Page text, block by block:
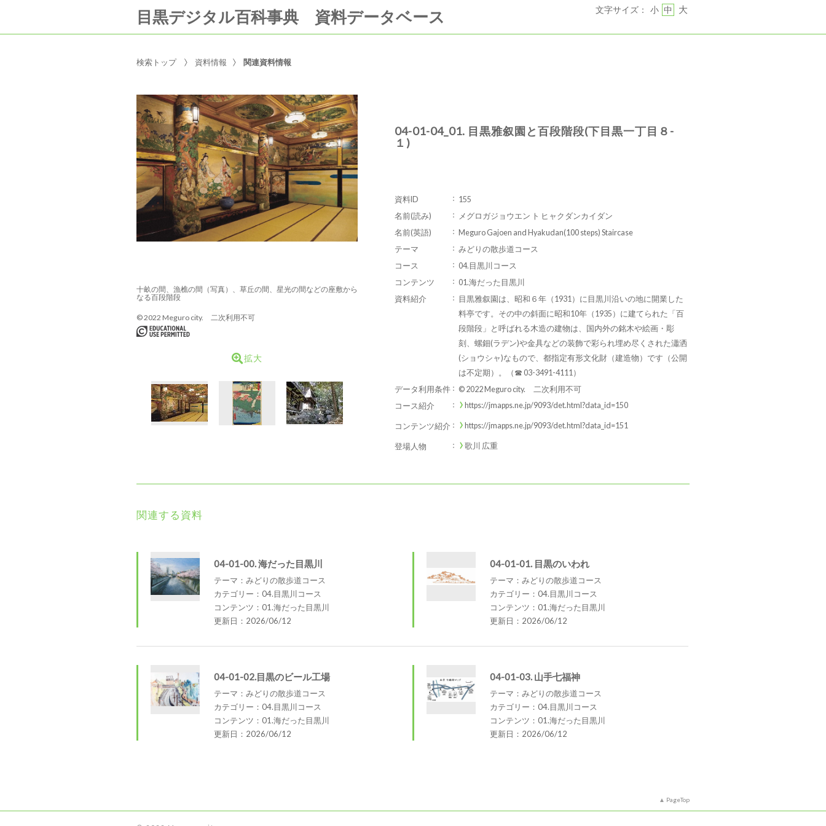
目黒デジタル百科事典 資料データベース 文字サイズ： 小 中 大
検索トップ 資料情報 関連資料情報
十畝の間、漁樵の間（写真）、草丘の間、星光の間などの座敷から
なる百段階段
© 2022 Meguro city. 二次利用不可
拡大
04-01-04_01. 目黒雅叙園と百段階段(下目黒一丁目８-
１)
資料ID
155
名前(読み)
メグロガジョウエン ト ヒャクダンカイダン
名前(英語)
Meguro Gajoen and Hyakudan(100 steps) Staircase
テーマ
みどりの散歩道コース
コース
04.目黒川コース
コンテンツ
01.海だった目黒川
資料紹介
目黒雅叙園は、昭和６年（1931）に目黒川沿いの地に開業した
料亭です。その中の斜面に昭和10年（1935）に建てられた「百
段階段」と呼ばれる木造の建物は、国内外の銘木や絵画・彫
刻、螺鈿(ラデン)や金具などの装飾で彩られ埋め尽くされた瀟洒
(ショウシャ)なもので、都指定有形文化財（建造物）です（公開
は不定期）。（☎ 03-3491-4111）
データ利用条件
© 2022 Meguro city. 二次利用不可
コース紹介
https://jmapps.ne.jp/9093/det.html?data_id=150
コンテンツ紹介 https://jmapps.ne.jp/9093/det.html?data_id=151
登場人物 歌川 広重
関連する資料
04-01-00. 海だった目黒川
テーマ：みどりの散歩道コース
カテゴリー：04.目黒川コース
コンテンツ：01.海だった目黒川
更新日：2026/06/12
04-01-01. 目黒のいわれ
テーマ：みどりの散歩道コース
カテゴリー：04.目黒川コース
コンテンツ：01.海だった目黒川
更新日：2026/06/12
04-01-02.目黒のビール工場
テーマ：みどりの散歩道コース
カテゴリー：04.目黒川コース
コンテンツ：01.海だった目黒川
更新日：2026/06/12
04-01-03. 山手七福神
テーマ：みどりの散歩道コース
カテゴリー：04.目黒川コース
コンテンツ：01.海だった目黒川
更新日：2026/06/12
PageTop